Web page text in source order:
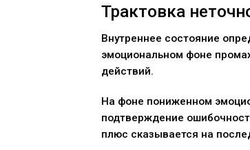
Трактовка
Внутреннее состояние
эмоциональном фоне
действий.
На фоне пониженном
подтверждение
плюс сказывается на